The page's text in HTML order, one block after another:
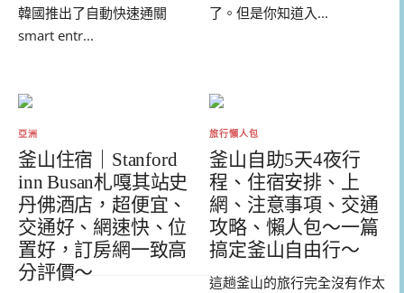
韓國推出了自動快速通關
smart entr...
了。但是你知道入...
亞洲
釜山住宿｜Stanford
inn Busan札嘎其站史
丹佛酒店，超便宜、
交通好、網速快、位
置好，訂房網一致高
分評價～
旅行懶人包
釜山自助5天4夜行
程、住宿安排、上
網、注意事項、交通
攻略、懶人包～一篇
搞定釜山自由行～
這趟釜山的旅行完全沒有作太